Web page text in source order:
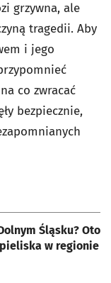
grzywna, ale
tragedii. Aby
i jego
co zwracać
bezpiecznie,
Śląsku? Oto
w regionie